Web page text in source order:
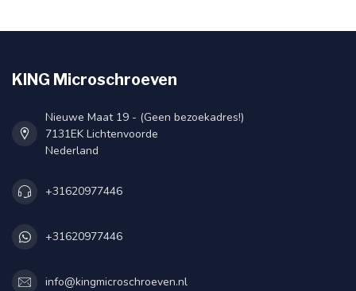
KING Microschroeven
Nieuwe Maat 19 - (Geen bezoekadres!)
7131EK Lichtenvoorde
Nederland
+31620977446
+31620977446
info@kingmicroschroeven.nl